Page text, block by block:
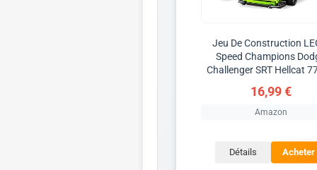
Jeu De Construction
Speed Champions
Challenger SRT Hellcat
16,99 €
Amazon
Détails Acheter